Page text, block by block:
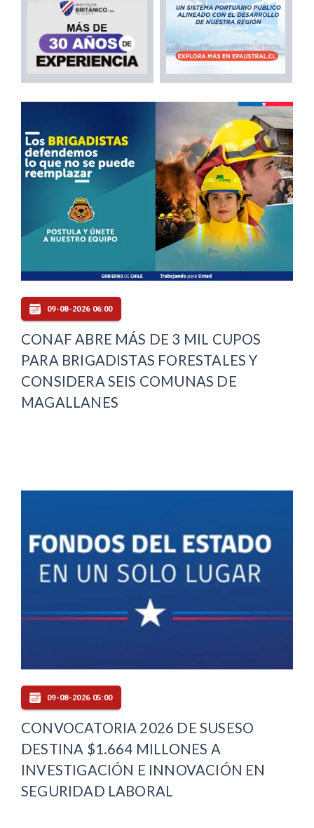
09-08-2026 06:00
CONAF ABRE MÁS DE 3 MIL CUPOS
PARA BRIGADISTAS FORESTALES Y
CONSIDERA SEIS COMUNAS DE
MAGALLANES
09-08-2026 05:00
CONVOCATORIA 2026 DE SUSESO
DESTINA $1.664 MILLONES A
INVESTIGACIÓN E INNOVACIÓN EN
SEGURIDAD LABORAL